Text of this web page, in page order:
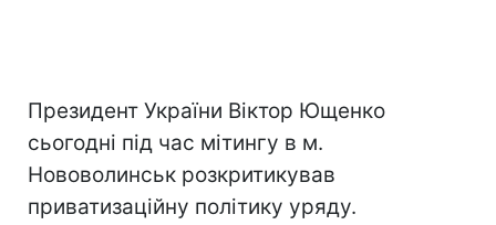
Президент України Віктор Ющенко
сьогодні під час мітингу в м.
Нововолинськ розкритикував
приватизаційну політику уряду.